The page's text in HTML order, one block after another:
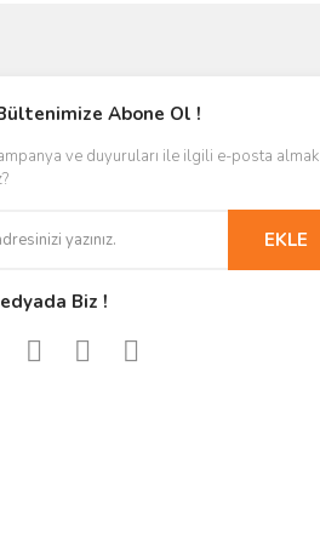
Abone Ol !
ve duyuruları ile ilgili e-posta almak
EKLE
Biz !